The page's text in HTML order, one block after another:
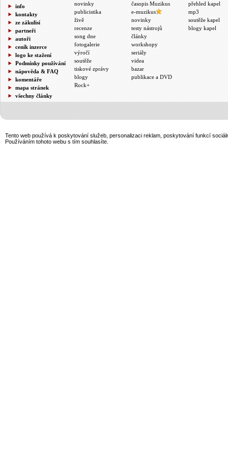
info
kontakty
ze zákulisí
partneři
autoři
ceník inzerce
logo ke stažení
Podmínky používání
nápověda & FAQ
komentáře
mapa stránek
všechny články
novinky
publicistika
živě
recenze
song dne
fotogalerie
výročí
soutěže
tiskové zprávy
blogy
Rock+
časopis Muzikus
e-muzikus
novinky
testy nástrojů
články
workshopy
seriály
videa
bazar
publikace a DVD
přehled kapel
mp3
soutěže kapel
blogy kapel
Tento web používá k poskytování služeb, personalizaci reklam, poskytování funkcí
Používáním tohoto webu s tím souhlasíte.